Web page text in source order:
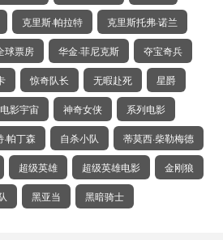
克里斯·帕拉特 克里斯托弗·诺兰
球票房 华金·菲尼克斯 夺宝奇兵
惊奇队长 无暇赴死 星爵
影宇宙 神奇女侠 系列电影
·帕丁森 自杀小队 蒂莫西·柴勒梅德
超级英雄 超级英雄电影 金刚狼
黑亚当 黑暗骑士